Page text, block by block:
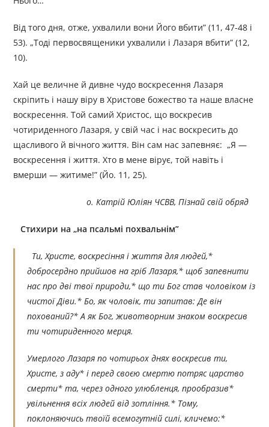
Від того дня, отже, ухвалили вони Його вбити” (11, 47-48 і
53). „Тоді первосвященики ухвалили і Лазаря вбити” (12,
10).
Хай це величне й дивне чудо воскресення Лазаря
скріпить і нашу віру в Христове божество та наше власне
воскресення. Той самий Христос, що воскресив
чотириденного Лазаря, у свій час і нас воскресить до
щасливого й вічного життя. Він сам нас запевняє: „Я —
воскресення і життя. Хто в мене вірує, той навіть і
вмерши — житиме!” (Йо. 11, 25).
o. Катрій Юліян ЧСВВ, Пізнай свій обряд
Стихири на „на псальмі похвальнім”
Ти, Христе, воскресіння і життя для людей,*
добросердно прийшов на гріб Лазаря,* щоб запевнити
нас про дві твої природи,* що ти Бог став чоловіком із
чистої Діви.* Бо, як чоловік, ти запитав: Де він
похований?* А як Бог, животворним знаком воскресив
ти чотириденного мерця.
Умерлого Лазаря по чотирьох днях воскресив ти,
Христе, з аду* і перед своєю смертю потряс царство
смерти* та, через одного улюбленця, прообразив*
увільнення всіх людей від зотління.* Тому,
поклоняючись твоїй всемогутній силі, кличемо:*